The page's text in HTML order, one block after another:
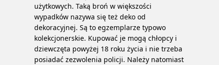
użytkowych. Taką broń w większości
wypadków nazywa się też deko od
dekoracyjnej. Są to egzemplarze typowo
kolekcjonerskie. Kupować je mogą chłopcy i
dziewczęta powyżej 18 roku życia i nie trzeba
posiadać zezwolenia policji. Należy natomiast